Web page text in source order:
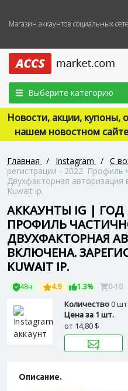
Магазин аккаунтов социальных
Выберите категорию
Новости, акции, купоны,
нашем новостном
Главная / Instagram / С
регистрации - 2022. Профиль
Двухфакторная авторизация
Kuwait ip.
АККАУНТЫ IG | ГОД
ПРОФИЛЬ
ДВУХФАКТОРНАЯ
ВКЛЮЧЕНА.
KUWAIT IP.
48ч 4.9 1.3% 0-10
Количество0 шт.
Цена за 1 шт.
от 14,80 $
Описание.